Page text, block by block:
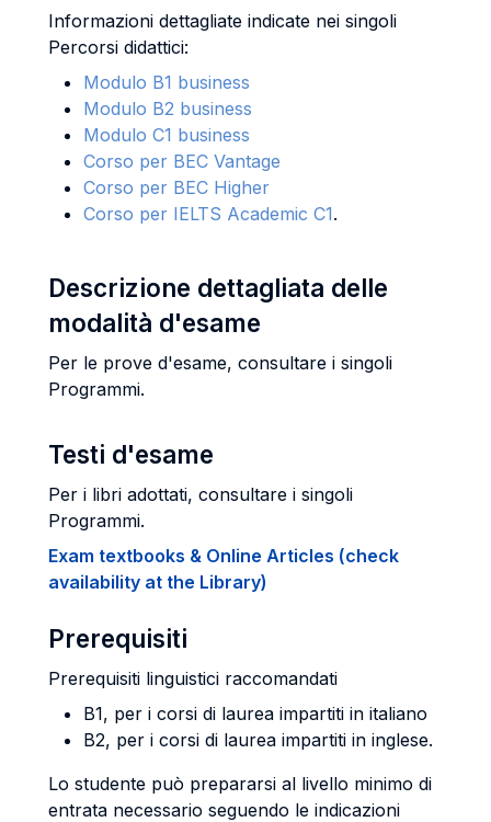
Informazioni dettagliate indicate nei singoli
Percorsi didattici:
Modulo B1 business
Modulo B2 business
Modulo C1 business
Corso per BEC Vantage
Corso per BEC Higher
Corso per IELTS Academic C1.
Descrizione dettagliata delle
modalità d'esame
Per le prove d'esame, consultare i singoli
Programmi.
Testi d'esame
Per i libri adottati, consultare i singoli
Programmi.
Exam textbooks & Online Articles (check
availability at the Library)
Prerequisiti
Prerequisiti linguistici raccomandati
B1, per i corsi di laurea impartiti in italiano
B2, per i corsi di laurea impartiti in inglese.
Lo studente può prepararsi al livello minimo di
entrata necessario seguendo le indicazioni